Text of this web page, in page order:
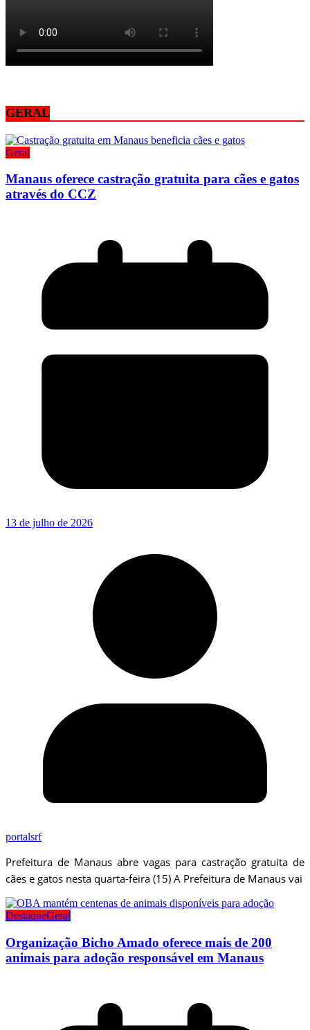
GERAL
Geral
Manaus oferece castração gratuita para cães e gatos
através do CCZ
13 de julho de 2026
portalsrf
Prefeitura de Manaus abre vagas para castração gratuita de
cães e gatos nesta quarta-feira (15) A Prefeitura de Manaus vai
DestaqueGeral
Organização Bicho Amado oferece mais de 200
animais para adoção responsável em Manaus